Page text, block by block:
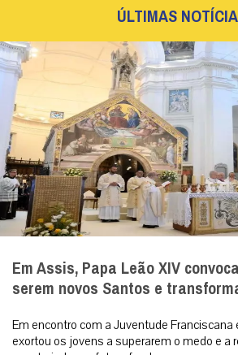
ÚLTIMAS
Em Assis, Papa Leão XIV
serem novos Santos e
Em encontro com a Juventude
exortou os jovens a superarem o medo e a